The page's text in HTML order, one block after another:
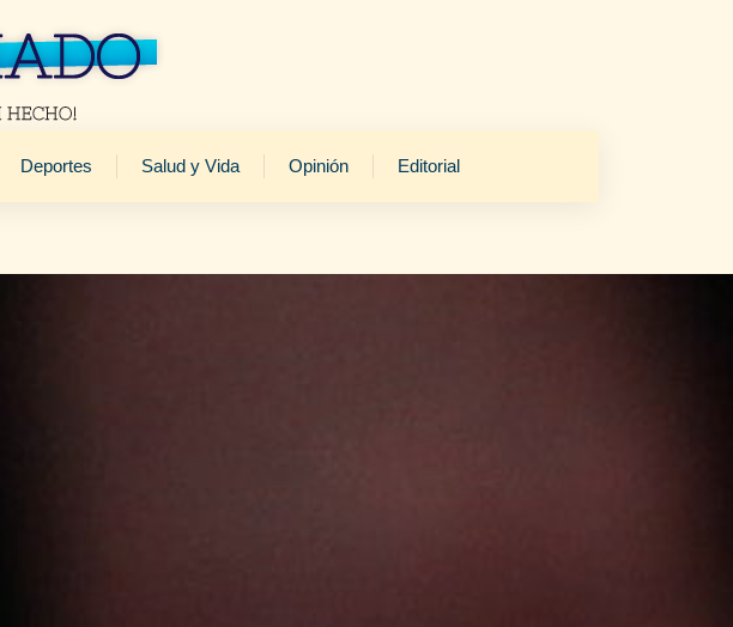
Deportes Salud y Vida Opinión Editorial